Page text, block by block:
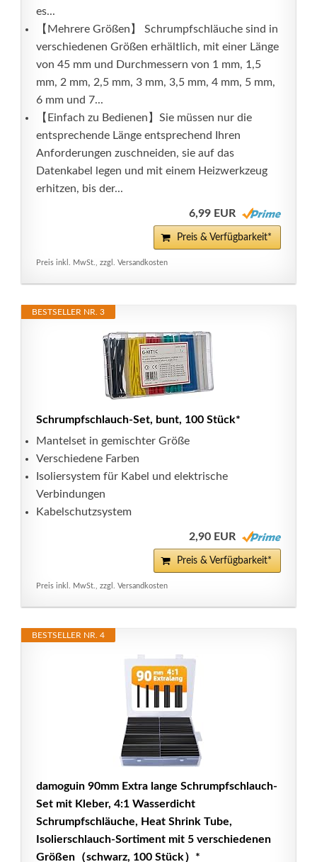
es...
【Mehrere Größen】 Schrumpfschläuche sind in
verschiedenen Größen erhältlich, mit einer Länge
von 45 mm und Durchmessern von 1 mm, 1,5
mm, 2 mm, 2,5 mm, 3 mm, 3,5 mm, 4 mm, 5 mm,
6 mm und 7...
【Einfach zu Bedienen】Sie müssen nur die
entsprechende Länge entsprechend Ihren
Anforderungen zuschneiden, sie auf das
Datenkabel legen und mit einem Heizwerkzeug
erhitzen, bis der...
6,99 EUR
Preis & Verfügbarkeit*
Preis inkl. MwSt., zzgl. Versandkosten
BESTSELLER NR. 3
Schrumpfschlauch-Set, bunt, 100 Stück*
Mantelset in gemischter Größe
Verschiedene Farben
Isoliersystem für Kabel und elektrische
Verbindungen
Kabelschutzsystem
2,90 EUR
Preis & Verfügbarkeit*
Preis inkl. MwSt., zzgl. Versandkosten
BESTSELLER NR. 4
damoguin 90mm Extra lange Schrumpfschlauch-
Set mit Kleber, 4:1 Wasserdicht
Schrumpfschläuche, Heat Shrink Tube,
Isolierschlauch-Sortiment mit 5 verschiedenen
Größen（schwarz, 100 Stück）*